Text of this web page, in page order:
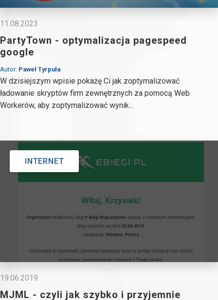
11.08.2023
PartyTown - optymalizacja pagespeed
google
Autor: Paweł Tyrpuła
W dzisiejszym wpisie pokażę Ci jak zoptymalizować
ładowanie skryptów firm zewnętrznych za pomocą Web
Workerów, aby zoptymalizować wynik...
INTERNET
19.06.2019
MJML - czyli jak szybko i przyjemnie